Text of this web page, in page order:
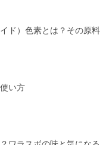
ド）色素とは？その原料
い方